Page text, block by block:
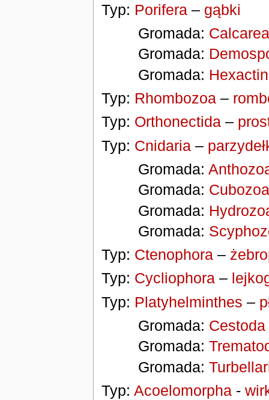
Typ: Porifera– gąbki
Gromada: Calcarea
Gromada:
Gromada:
Typ: Rhombozoa–
Typ: Orthonectida–
Typ: Cnidaria–
Gromada:
Gromada: Cubozoa
Gromada:
Gromada:
Typ: Ctenophora–
Typ: Cycliophora–
Typ: Platyhelminthes –
Gromada: Cestoda
Gromada:
Gromada:
Typ: Acoelomorpha-